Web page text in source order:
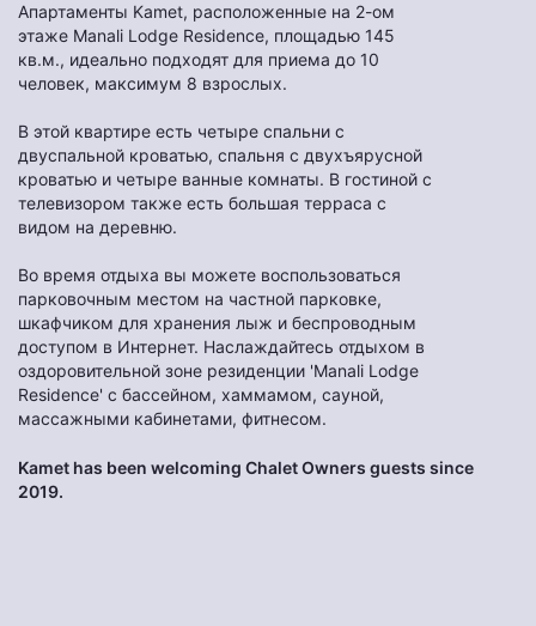
Апартаменты Kamet, расположенные на 2-ом
этаже Manali Lodge Residence, площадью 145
кв.м., идеально подходят для приема до 10
человек, максимум 8 взрослых.
В этой квартире есть четыре спальни с
двуспальной кроватью, спальня с двухъярусной
кроватью и четыре ванные комнаты. В гостиной с
телевизором также есть большая терраса с
видом на деревню.
Во время отдыха вы можете воспользоваться
парковочным местом на частной парковке,
шкафчиком для хранения лыж и беспроводным
доступом в Интернет. Наслаждайтесь отдыхом в
оздоровительной зоне резиденции 'Manali Lodge
Residence' с бассейном, хаммамом, сауной,
массажными кабинетами, фитнесом.
Kamet has been welcoming Chalet Owners guests since
2019.